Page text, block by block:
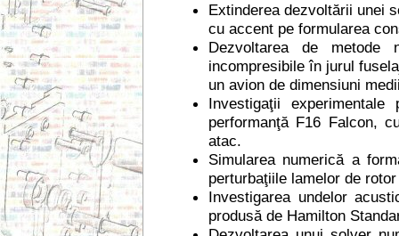
Extinderea dezvoltării unei
cu accent pe formularea
Dezvoltarea de metode
incompresibile în jurul
un avion de dimensiuni
Investigaţii
performanţă F16 Falcon,
atac.
Simularea numerică a
perturbaţiile lamelor de rotor
Investigarea undelor
produsă de Hamilton